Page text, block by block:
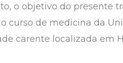
o objetivo do presente
curso de medicina da
carente localizada em